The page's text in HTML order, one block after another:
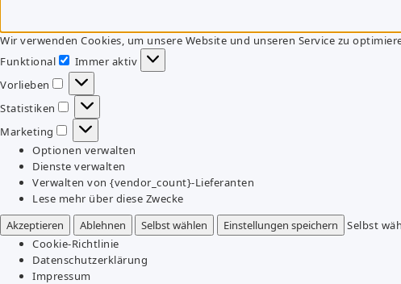
Wir verwenden Cookies, um unsere Website und unseren Service zu
Funktional
Funktional
Immer aktiv
Vorlieben
Vorlieben
Statistiken
Statistiken
Marketing
Marketing
Optionen verwalten
Dienste verwalten
Verwalten von {vendor_count}-Lieferanten
Lese mehr über diese Zwecke
Akzeptieren
Ablehnen Selbst wählen Einstellungen speichern
Selbst
Cookie-Richtlinie
Datenschutzerklärung
Impressum